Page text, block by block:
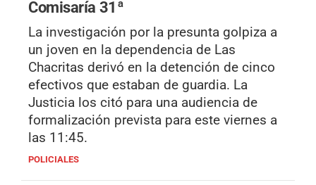
Comisaría 31ª
La investigación por la presunta golpiza a
un joven en la dependencia de Las
Chacritas derivó en la detención de cinco
efectivos que estaban de guardia. La
Justicia los citó para una audiencia de
formalización prevista para este viernes a
las 11:45.
POLICIALES